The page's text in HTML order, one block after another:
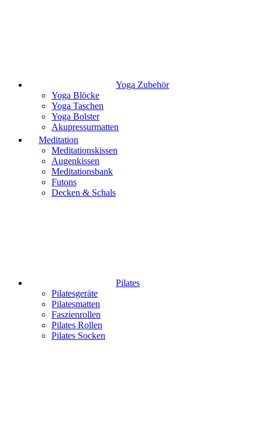
Yoga Zubehör
Yoga Blöcke
Yoga Taschen
Yoga Bolster
Akupressurmatten
Meditation
Meditationskissen
Augenkissen
Meditationsbank
Futons
Decken & Schals
Pilates
Pilatesgeräte
Pilatesmatten
Faszienrollen
Pilates Rollen
Pilates Socken